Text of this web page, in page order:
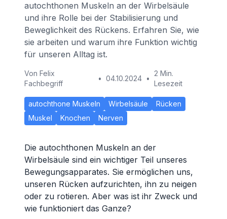
autochthonen Muskeln an der Wirbelsäule
und ihre Rolle bei der Stabilisierung und
Beweglichkeit des Rückens. Erfahren Sie, wie
sie arbeiten und warum ihre Funktion wichtig
für unseren Alltag ist.
Von Felix
Fachbegriff
• 04.10.2024 •
2 Min.
Lesezeit
autochthone Muskeln Wirbelsäule
Rücken
Muskel
Knochen Nerven
Die autochthonen Muskeln an der
Wirbelsäule sind ein wichtiger Teil unseres
Bewegungsapparates. Sie ermöglichen uns,
unseren Rücken aufzurichten, ihn zu neigen
oder zu rotieren. Aber was ist ihr Zweck und
wie funktioniert das Ganze?